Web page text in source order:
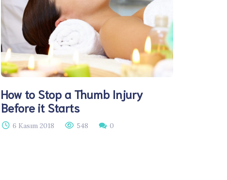
How to Stop a Thumb Injury
Before it Starts
6 Kasım 2018 548 0